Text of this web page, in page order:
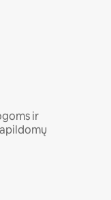
ir